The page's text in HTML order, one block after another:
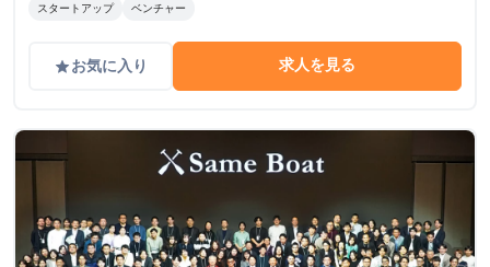
スタートアップ ベンチャー
gradeお気に入り 求人を見る